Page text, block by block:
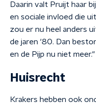
Daarin valt Pruijt haar
en sociale invloed die
zou er nu heel anders
de jaren '80. Dan
en de Pijp nu niet meer."
Huisrecht
Krakers hebben ook